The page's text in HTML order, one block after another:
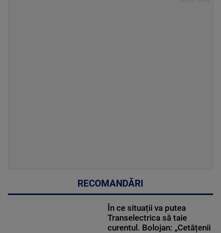
RECOMANDĂRI
În ce situații va putea
Transelectrica să taie
curentul. Bolojan: „Cetățenii